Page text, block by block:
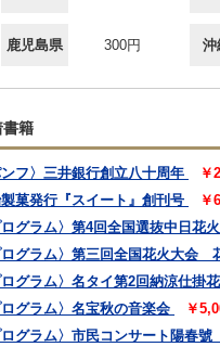
鹿児島県 300円 沖
書籍
ンフ〉三井銀行創立八十周年
￥
菓発行『スイート』創刊号
￥
ログラム〉第4回全国選抜中日花
ログラム〉第三回全国花火大会
ログラム〉名タイ第2回納涼仕掛
ログラム〉名宝秋の音楽会
￥
ログラム〉市民コンサート陽春